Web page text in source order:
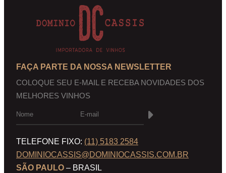
FAÇA PARTE DA NOSSA NEWSLETTER
COLOQUE SEU E-MAIL E RECEBA NOVIDADES DOS
MELHORES VINHOS
TELEFONE FIXO: (11) 5183 2584
DOMINIOCASSIS@DOMINIOCASSIS.COM.BR
SÃO PAULO – BRASIL